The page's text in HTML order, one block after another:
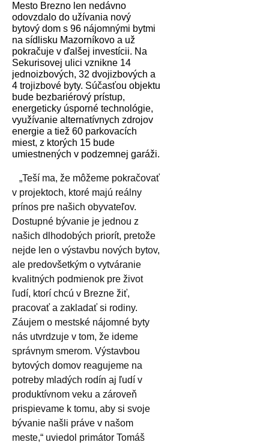
Mesto Brezno len nedávno
odovzdalo do užívania nový
bytový dom s 96 nájomnými bytmi
na sídlisku Mazorníkovo a už
pokračuje v ďalšej investícii. Na
Sekurisovej ulici vznikne 14
jednoizbových, 32 dvojizbových a
4 trojizbové byty. Súčasťou objektu
bude bezbariérový prístup,
energeticky úsporné technológie,
využívanie alternatívnych zdrojov
energie a tiež 60 parkovacích
miest, z ktorých 15 bude
umiestnených v podzemnej garáži.
„Teší ma, že môžeme pokračovať
v projektoch, ktoré majú reálny
prínos pre našich obyvateľov.
Dostupné bývanie je jednou z
našich dlhodobých priorít, pretože
nejde len o výstavbu nových bytov,
ale predovšetkým o vytváranie
kvalitných podmienok pre život
ľudí, ktorí chcú v Brezne žiť,
pracovať a zakladať si rodiny.
Záujem o mestské nájomné byty
nás utvrdzuje v tom, že ideme
správnym smerom. Výstavbou
bytových domov reagujeme na
potreby mladých rodín aj ľudí v
produktívnom veku a zároveň
prispievame k tomu, aby si svoje
bývanie našli práve v našom
meste,“ uviedol primátor Tomáš